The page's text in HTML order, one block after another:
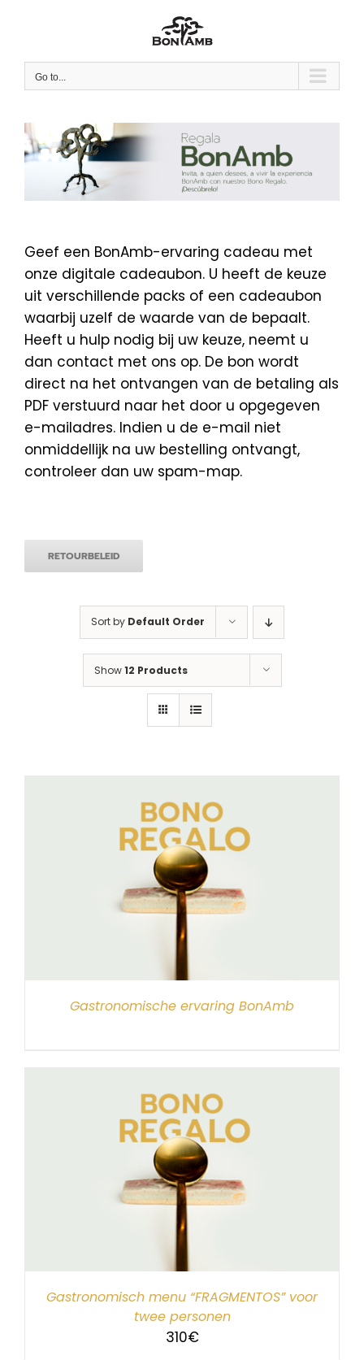
Go to...
Geef een BonAmb-ervaring cadeau met
onze digitale cadeaubon. U heeft de keuze
uit verschillende packs of een cadeaubon
waarbij uzelf de waarde van de bepaalt.
Heeft u hulp nodig bij uw keuze, neemt u
dan contact met ons op. De bon wordt
direct na het ontvangen van de betaling als
PDF verstuurd naar het door u opgegeven
e-mailadres. Indien u de e-mail niet
onmiddellijk na uw bestelling ontvangt,
controleer dan uw spam-map.
RETOURBELEID
Sort by Default Order
Show12 Products
Gastronomische ervaring BonAmb
Gastronomisch menu “FRAGMENTOS” voor
twee personen
310€